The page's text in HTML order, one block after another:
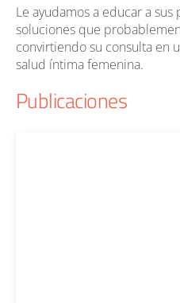
Le ayudamos a educar a
soluciones que
convirtiendo su consulta en
salud íntima femenina.
Publicaciones